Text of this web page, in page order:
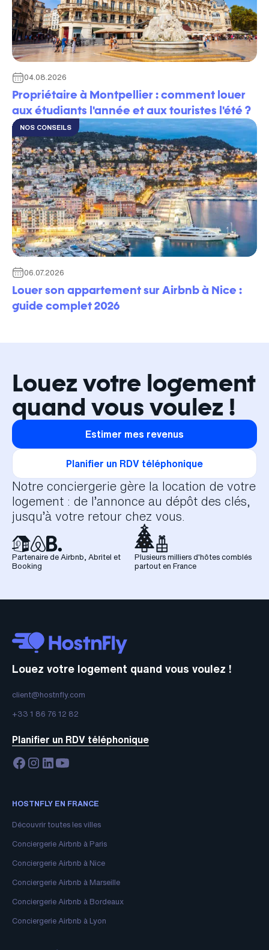
04.08.2026
Propriétaire à Montpellier : comment louer
aux étudiants l'année et aux touristes l'été ?
NOS CONSEILS
06.07.2026
Louer son appartement sur Airbnb à Nice :
guide complet 2026
Louez votre logement
quand vous voulez !
Estimer mes revenus
Planifier un RDV téléphonique
Notre conciergerie gère la location de votre
logement : de l’annonce au dépôt des clés,
jusqu’à votre retour chez vous.
Partenaire de Airbnb, Abritel et
Booking
Plusieurs milliers d'hôtes comblés
partout en France
Louez votre logement quand vous voulez !
client@hostnfly.com
+33 1 86 76 12 82
Planifier un RDV téléphonique
HOSTNFLY EN FRANCE
Découvrir toutes les villes
Conciergerie Airbnb à Paris
Conciergerie Airbnb à Nice
Conciergerie Airbnb à Marseille
Conciergerie Airbnb à Bordeaux
Conciergerie Airbnb à Lyon